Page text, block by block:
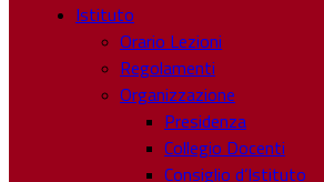
Istituto
Orario Lezioni
Regolamenti
Organizzazione
Presidenza
Collegio Docenti
Consiglio d’Istituto